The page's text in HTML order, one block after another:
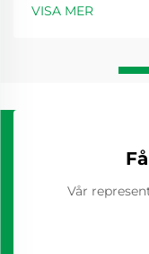
VISA MER
Vår